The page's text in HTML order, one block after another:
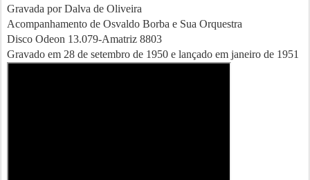
Gravada por Dalva de Oliveira
Acompanhamento de Osvaldo Borba e Sua Orquestra
Disco Odeon 13.079-Amatriz 8803
Gravado em 28 de setembro de 1950 e lançado em janeiro de 1951